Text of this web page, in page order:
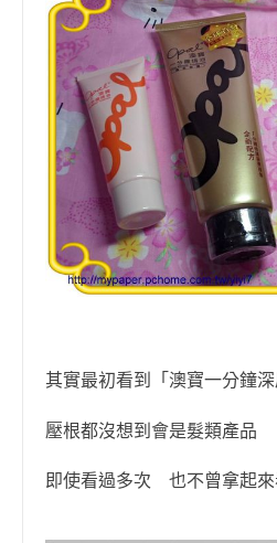
其實最初看到 「 澳寶一分鐘
壓根都沒想到會是髮類產品
即使看過多次 也不曾拿起